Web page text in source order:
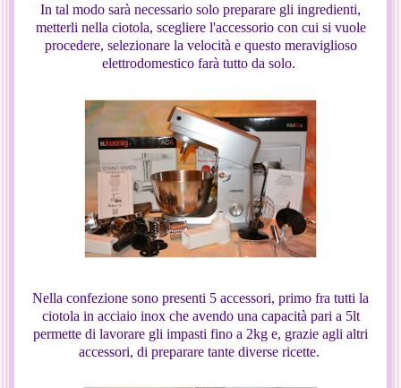
In tal modo sarà necessario solo preparare gli ingredienti,
metterli nella ciotola, scegliere l'accessorio con cui si vuole
procedere, selezionare la velocità e questo meraviglioso
elettrodomestico farà tutto da solo.
Nella confezione sono presenti 5 accessori, primo fra tutti la
ciotola in acciaio inox che avendo una capacità pari a 5lt
permette di lavorare gli impasti fino a 2kg e, grazie agli altri
accessori, di preparare tante diverse ricette.